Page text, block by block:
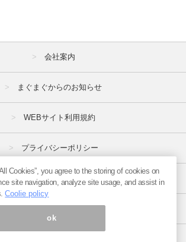
会社案内
まぐまぐからのお知らせ
WEBサイト利用規約
プライバシーポリシー
特定商取引法
Cookies”, you agree to the storing of cookies on
site navigation, analyze site usage, and assist in
Coolie policy
ok